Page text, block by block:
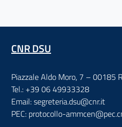
CNR DSU
Piazzale Aldo Moro, 7 – 00185
Tel.: +39 06 49933328
Email: segreteria.dsu@cnr.it
PEC: protocollo-